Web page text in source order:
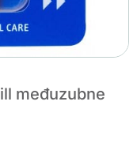
međuzubne